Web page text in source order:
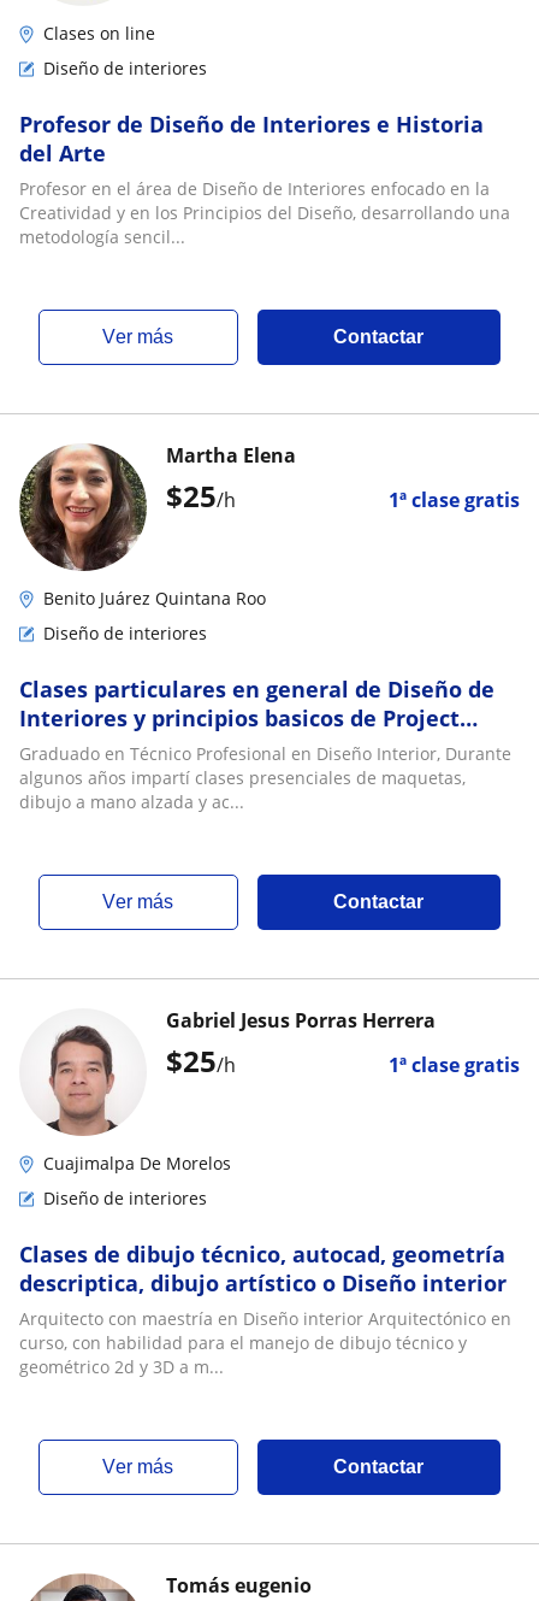
Clases on line
Diseño de interiores
Profesor de Diseño de Interiores e Historia
del Arte
Profesor en el área de Diseño de Interiores enfocado en la
Creatividad y en los Principios del Diseño, desarrollando una
metodología sencil...
ver más Contactar
$25/h 1ª clase gratis
Martha Elena
Benito Juárez Quintana Roo
Diseño de interiores
Clases particulares en general de Diseño de
Interiores y principios basicos de Project
Manager
Graduado en Técnico Profesional en Diseño Interior, Durante
algunos años impartí clases presenciales de maquetas,
dibujo a mano alzada y ac...
ver más Contactar
$25/h 1ª clase gratis
Gabriel Jesus Porras Herrera
Cuajimalpa De Morelos
Diseño de interiores
Clases de dibujo técnico, autocad, geometría
descriptica, dibujo artístico o Diseño interior
Arquitecto con maestría en Diseño interior Arquitectónico en
curso, con habilidad para el manejo de dibujo técnico y
geométrico 2d y 3D a m...
ver más Contactar
Tomás eugenio